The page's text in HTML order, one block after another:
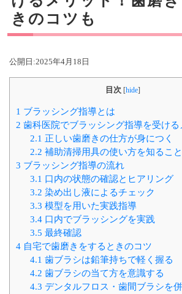
きのコツも
公開日:2025年4月18日
目次 [hide]
1 ブラッシング指導とは
2 歯科医院でブラッシング指導を受ける
2.1 正しい歯磨きの仕方が身につく
2.2 補助清掃用具の使い方を知るこ
3 ブラッシング指導の流れ
3.1 口内の状態の確認とヒアリング
3.2 染め出し液によるチェック
3.3 模型を用いた実践指導
3.4口内でブラッシングを実践
3.5 最終確認
4 自宅で歯磨きをするときのコツ
4.1 歯ブラシは鉛筆持ちで軽く握る
4.2 歯ブラシの当て方を意識する
4.3 デンタルフロス・歯間ブラシを